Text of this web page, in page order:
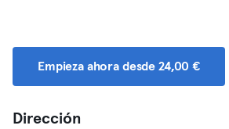
Empieza ahora desde 24,00 €
Dirección